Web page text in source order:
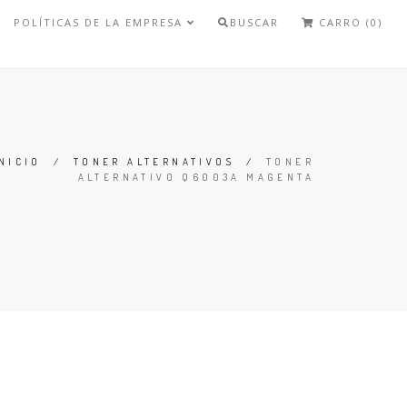
POLÍTICAS DE LA EMPRESA BUSCAR CARRO (0)
/ TONER ALTERNATIVOS / TONER
ALTERNATIVO Q6003A MAGENTA